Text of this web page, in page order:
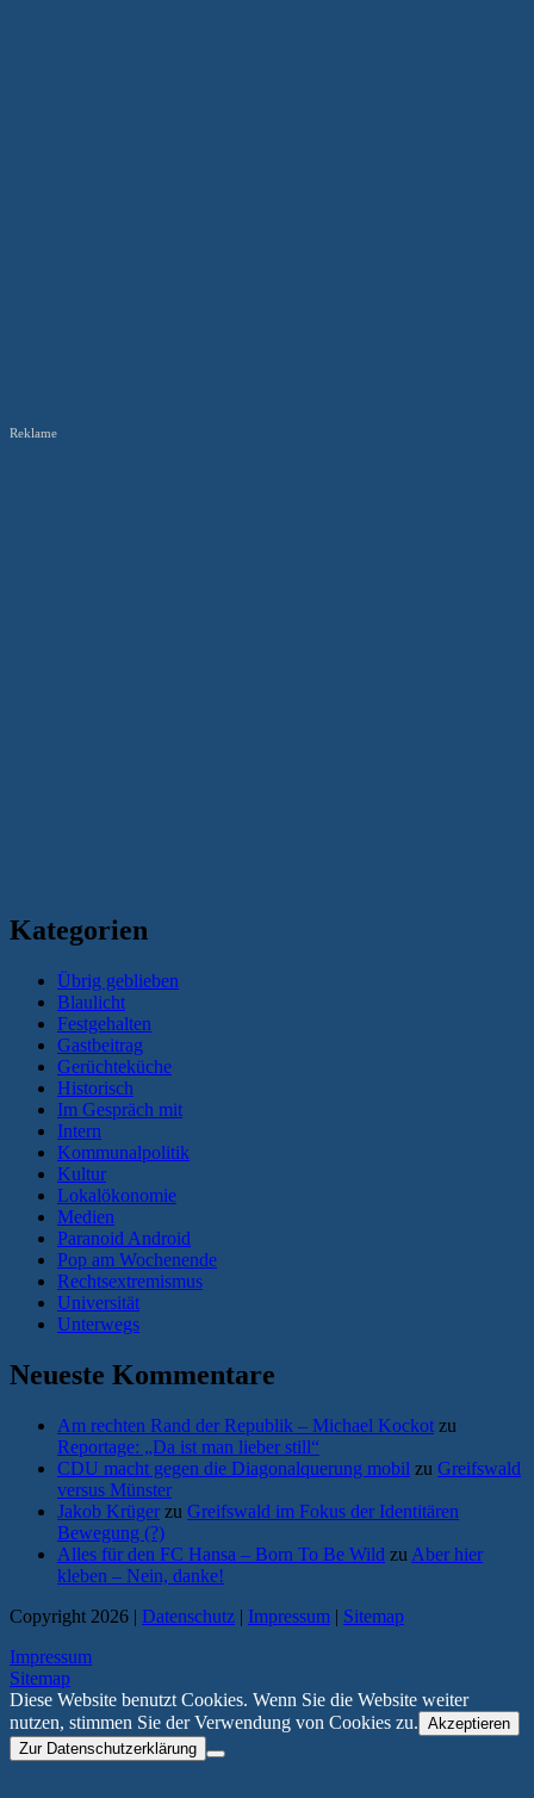
Reklame
Kategorien
Übrig geblieben
Blaulicht
Festgehalten
Gastbeitrag
Gerüchteküche
Historisch
Im Gespräch mit
Intern
Kommunalpolitik
Kultur
Lokalökonomie
Medien
Paranoid Android
Pop am Wochenende
Rechtsextremismus
Universität
Unterwegs
Neueste Kommentare
Am rechten Rand der Republik – Michael Kockot zu
Reportage: „Da ist man lieber still“
CDU macht gegen die Diagonalquerung mobil zu Greifswald
versus Münster
Jakob Krüger zu Greifswald im Fokus der Identitären
Bewegung (?)
Alles für den FC Hansa – Born To Be Wild zu Aber hier
kleben – Nein, danke!
Copyright 2026 | Datenschutz | Impressum | Sitemap
Impressum
Sitemap
Diese Website benutzt Cookies. Wenn Sie die Website weiter
nutzen, stimmen Sie der Verwendung von Cookies zu. Akzeptieren
Zur Datenschutzerklärung